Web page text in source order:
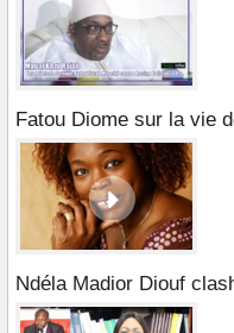
Fatou Diome sur la vie
Ndéla Madior Diouf